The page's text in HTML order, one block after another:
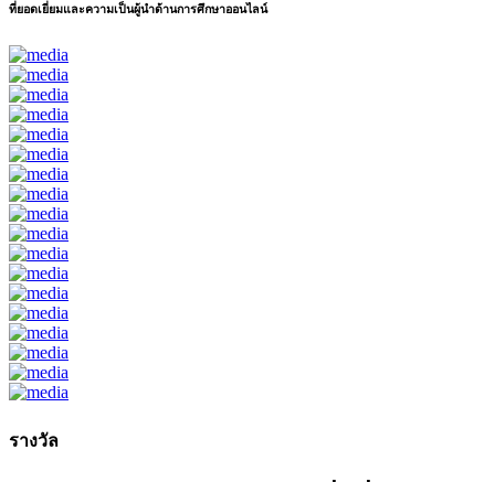
ที่ยอดเยี่ยมและความเป็นผู้นำด้านการศึกษาออนไลน์
รางวัล